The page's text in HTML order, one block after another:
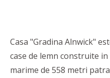
Casa "Gradina Alnwick"
case de lemn construite
marime de 558 metri